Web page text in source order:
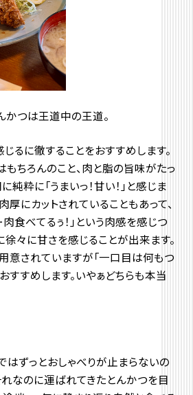
かつは王道中の王道。
るに徹することをおすすめします。
ちろんのこと、肉と脂の旨味がたっ
純粋に「うまいっ！甘い！」と感じま
厚にカットされていることもあって、
食べてるぅ！」という肉感を感じつ
徐々に甘さを感じることが出来ます。
意されていますが「一口目は何もつ
すすめします。いやぁどちらも本当
ずっとおしゃべりが止まらないの
なのに運ばれてきたとんかつを目